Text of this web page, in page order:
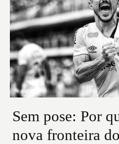
Sem pose: Por
nova fronteira